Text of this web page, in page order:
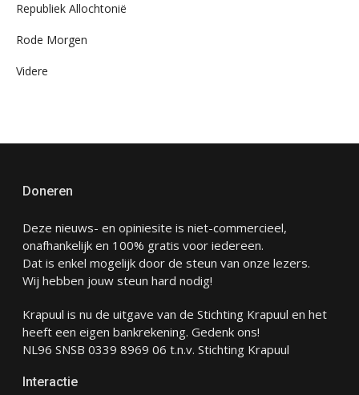
Republiek Allochtonië
Rode Morgen
Videre
Doneren
Deze nieuws- en opiniesite is niet-commercieel,
onafhankelijk en 100% gratis voor iedereen.
Dat is enkel mogelijk door de steun van onze lezers.
Wij hebben jouw steun hard nodig!
Krapuul is nu de uitgave van de Stichting Krapuul en het
heeft een eigen bankrekening. Gedenk ons!
NL96 SNSB 0339 8969 06 t.n.v. Stichting Krapuul
Interactie